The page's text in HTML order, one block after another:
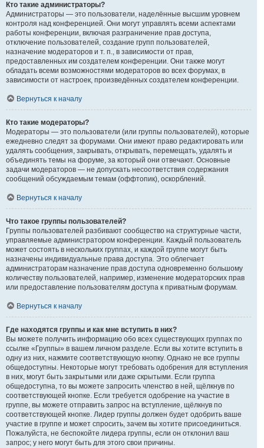
Кто такие администраторы?
Администраторы — это пользователи, наделённые высшим уровнем
контроля над конференцией. Они могут управлять всеми аспектами
работы конференции, включая разграничение прав доступа,
отключение пользователей, создание групп пользователей,
назначение модераторов и т. п., в зависимости от прав,
предоставленных им создателем конференции. Они также могут
обладать всеми возможностями модераторов во всех форумах, в
зависимости от настроек, произведённых создателем конференции.
Вернуться к началу
Кто такие модераторы?
Модераторы — это пользователи (или группы пользователей), которые
ежедневно следят за форумами. Они имеют право редактировать или
удалять сообщения, закрывать, открывать, перемещать, удалять и
объединять темы на форуме, за который они отвечают. Основные
задачи модераторов — не допускать несоответствия содержания
сообщений обсуждаемым темам (оффтопик), оскорблений.
Вернуться к началу
Что такое группы пользователей?
Группы пользователей разбивают сообщество на структурные части,
управляемые администратором конференции. Каждый пользователь
может состоять в нескольких группах, и каждой группе могут быть
назначены индивидуальные права доступа. Это облегчает
администраторам назначение прав доступа одновременно большому
количеству пользователей, например, изменение модераторских прав
или предоставление пользователям доступа к приватным форумам.
Вернуться к началу
Где находятся группы и как мне вступить в них?
Вы можете получить информацию обо всех существующих группах по
ссылке «Группы» в вашем личном разделе. Если вы хотите вступить в
одну из них, нажмите соответствующую кнопку. Однако не все группы
общедоступны. Некоторые могут требовать одобрения для вступления
в них, могут быть закрытыми или даже скрытыми. Если группа
общедоступна, то вы можете запросить членство в ней, щёлкнув по
соответствующей кнопке. Если требуется одобрение на участие в
группе, вы можете отправить запрос на вступление, щёлкнув по
соответствующей кнопке. Лидер группы должен будет одобрить ваше
участие в группе и может спросить, зачем вы хотите присоединиться.
Пожалуйста, не беспокойте лидера группы, если он отклонил ваш
запрос; у него могут быть для этого свои причины.